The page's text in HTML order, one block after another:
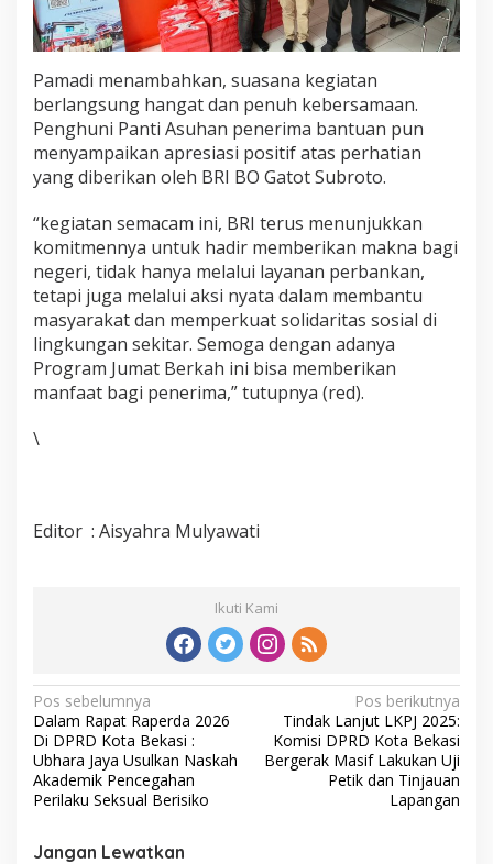
Pamadi menambahkan, suasana kegiatan
berlangsung hangat dan penuh kebersamaan.
Penghuni Panti Asuhan penerima bantuan pun
menyampaikan apresiasi positif atas perhatian
yang diberikan oleh BRI BO Gatot Subroto.
“kegiatan semacam ini, BRI terus menunjukkan
komitmennya untuk hadir memberikan makna bagi
negeri, tidak hanya melalui layanan perbankan,
tetapi juga melalui aksi nyata dalam membantu
masyarakat dan memperkuat solidaritas sosial di
lingkungan sekitar. Semoga dengan adanya
Program Jumat Berkah ini bisa memberikan
manfaat bagi penerima,” tutupnya (red).
\
Editor : Aisyahra Mulyawati
Ikuti Kami
Navigasi
pos
Pos sebelumnya
Dalam Rapat Raperda 2026
Di DPRD Kota Bekasi :
Ubhara Jaya Usulkan Naskah
Akademik Pencegahan
Perilaku Seksual Berisiko
Pos berikutnya
Tindak Lanjut LKPJ 2025:
Komisi DPRD Kota Bekasi
Bergerak Masif Lakukan Uji
Petik dan Tinjauan
Lapangan
Jangan Lewatkan